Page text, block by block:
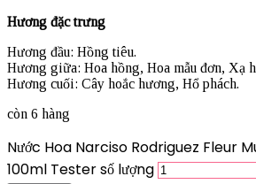
Hương đặc trưng
Hương đầu: Hồng tiêu.
Hương giữa: Hoa hồng, Hoa mẫu đơn, Xạ
Hương cuối: Cây hoắc hương, Hổ phách.
còn 6 hàng
Nước Hoa Narciso Rodriguez Fleur
100ml Tester số lượng